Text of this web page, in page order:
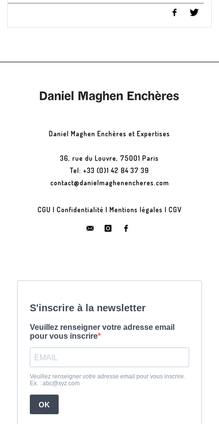
Daniel Maghen Enchères et Expertises
36, rue du Louvre, 75001 Paris
Tel: +33 (0)1 42 84 37 39
contact@danielmaghenencheres.com
CGU | Confidentialité | Mentions légales | CGV